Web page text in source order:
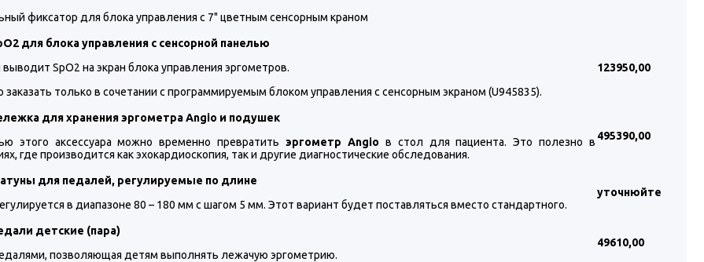
фиксатор для блока управления с 7" цветным сенсорным краном
для блока управления с сенсорной панелью
выводит SpO2 на экран блока управления эргометров.
заказать только в сочетании с программируемым блоком управления с сенсорным экраном (U945835).
123950,00
для хранения эргометра Angio и подушек
этого аксессуара можно временно превратитьэргометр Angio в стол для пациента. Это полезно в
где производится как эхокардиоскопия, так и другие диагностические обследования.
495390,00
для педалей, регулируемые по длине
в диапазоне 80 – 180 мм с шагом 5 мм. Этот вариант будет поставляться вместо стандартного.
уточнюйте
детские (пара)
позволяющая детям выполнять лежачую эргометрию.
49610,00